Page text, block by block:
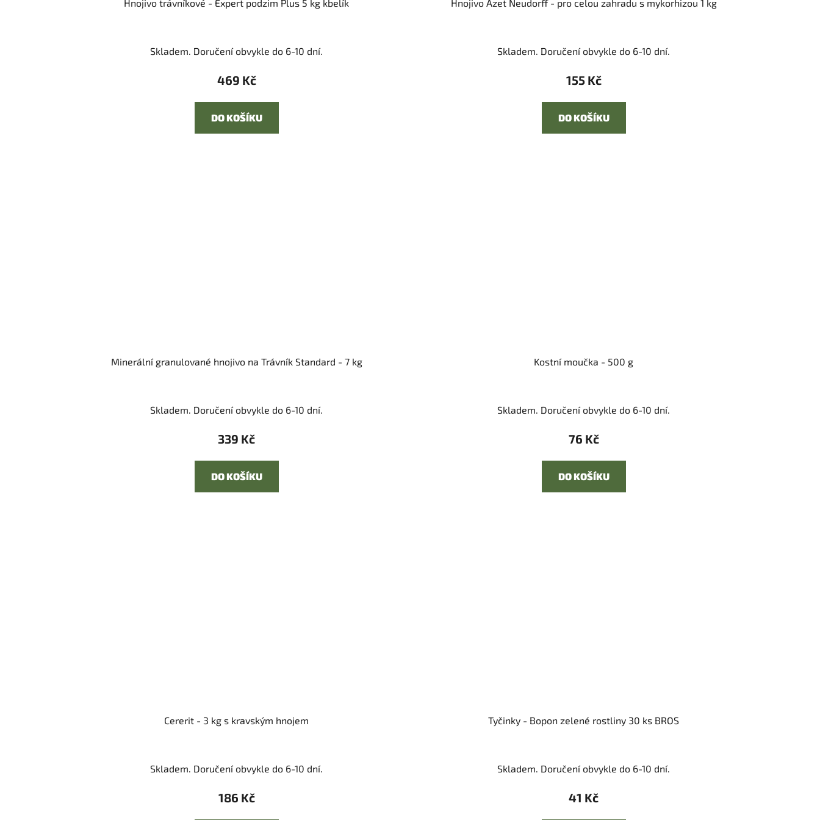
Hnojivo trávníkové - Expert podzim Plus 5 kg kbelík
Skladem. Doručení obvykle do 6-10 dní.
469 Kč
DO KOŠÍKU
Hnojivo Azet Neudorff - pro celou zahradu s mykorhizou 1 kg
Skladem. Doručení obvykle do 6-10 dní.
155 Kč
DO KOŠÍKU
Minerální granulované hnojivo na Trávník Standard - 7 kg
Skladem. Doručení obvykle do 6-10 dní.
339 Kč
DO KOŠÍKU
Kostní moučka - 500 g
Skladem. Doručení obvykle do 6-10 dní.
76 Kč
DO KOŠÍKU
Cererit - 3 kg s kravským hnojem
Skladem. Doručení obvykle do 6-10 dní.
186 Kč
Tyčinky - Bopon zelené rostliny 30 ks BROS
Skladem. Doručení obvykle do 6-10 dní.
41 Kč